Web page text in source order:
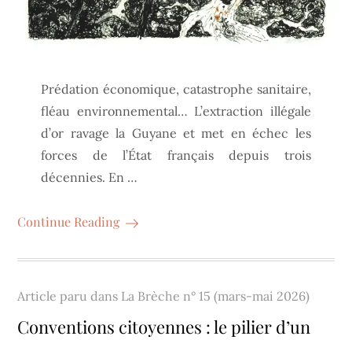
Prédation économique, catastrophe sanitaire,
fléau environnemental… L’extraction illégale
d’or ravage la Guyane et met en échec les
forces de l’État français depuis trois
décennies. En …
Continue Reading
Article paru dans La Brèche n° 15 (mars-mai 2026)
Conventions citoyennes : le pilier d’un